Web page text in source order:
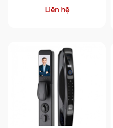
Liên hệ